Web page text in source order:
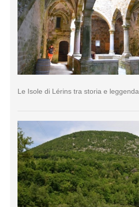
Le Isole di Lérins tra storia e leggenda